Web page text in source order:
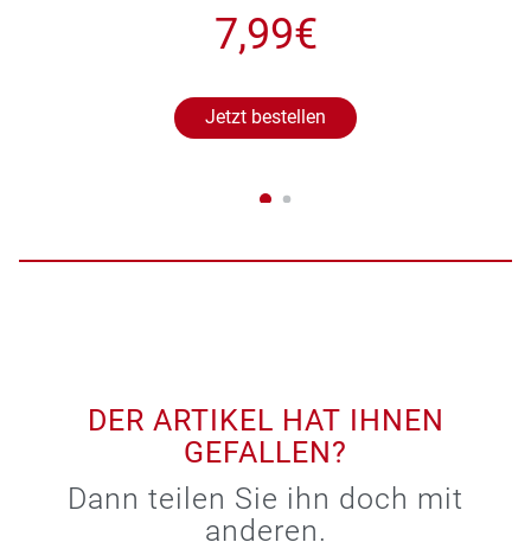
7,99€
Jetzt bestellen
DER ARTIKEL HAT IHNEN
GEFALLEN?
Dann teilen Sie ihn doch mit
anderen.